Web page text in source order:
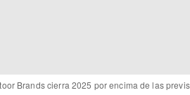
Brands cierra 2025 por encima de las